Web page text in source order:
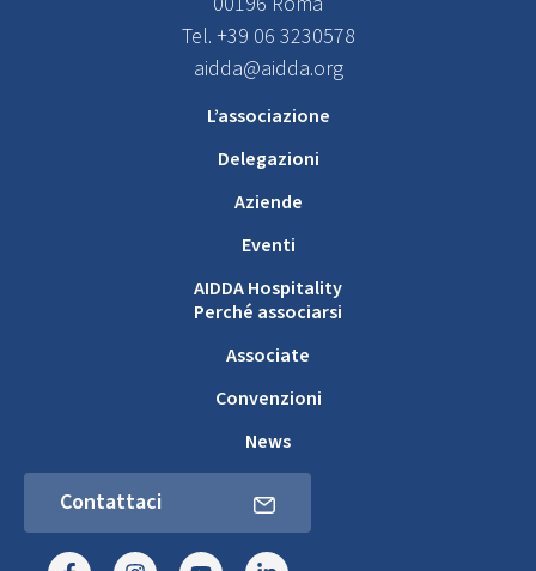
Tel. +39 06 3230578
aidda@aidda.org
L’associazione
Delegazioni
Aziende
Eventi
AIDDA Hospitality
Perché associarsi
Associate
Convenzioni
News
Contattaci